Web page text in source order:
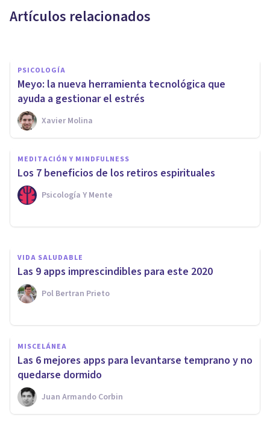
Artículos relacionados
PSICOLOGÍA
Meyo: la nueva herramienta tecnológica que
ayuda a gestionar el estrés
Xavier Molina
MEDITACIÓN Y MINDFULNESS
Los 7 beneficios de los retiros espirituales
Psicología Y Mente
MEDITACIÓN Y MINDFULNESS
​5 ejercicios Mindfulness para
mejorar tu bienestar
emocional
VIDA SALUDABLE
Las 9 apps imprescindibles para este 2020
Pol Bertran Prieto
MISCELÁNEA
Las 6 mejores apps para levantarse temprano y no
quedarse dormido
Juan Armando Corbin